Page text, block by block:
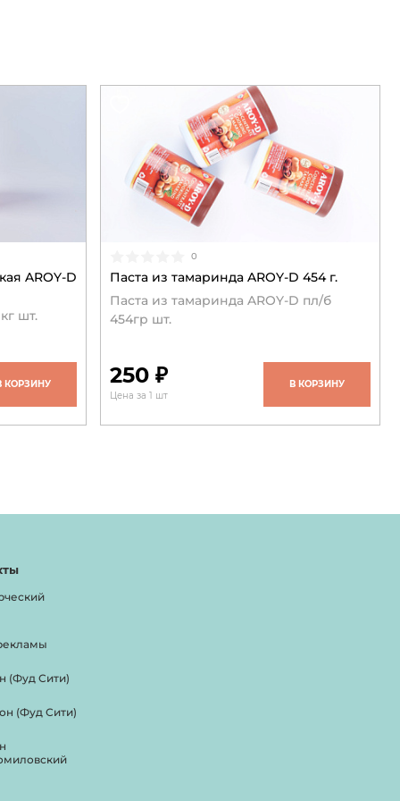
AROY-D
шт.
КОРЗИНУ
0
Паста из тамаринда AROY-D 454 г.
Паста из тамаринда AROY-D пл/б
454гр шт.
250 ₽
Цена за 1 шт
В КОРЗИНУ
(Фуд Сити)
(Фуд Сити)